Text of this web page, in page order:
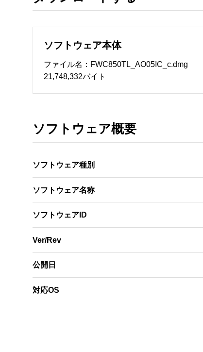
ソフトウェアの保証範囲
・ソフトウェアは、予告せず改良、変更す
著作権者
ソフトウェア本体
ファイル名：FWC850TL_AO05IC_c.dmg
21,748,332バイト
ソフトウェア概要
ソフトウェア種別
ソフトウェア名称
ソフトウェアID
Ver/Rev
公開日
対応OS